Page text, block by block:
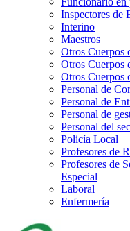
Inspectores de
Interino
Maestros
Otros Cuerpos
Otros Cuerpos
Otros Cuerpos
Personal de
Personal de
Personal de
Personal del
Policía Local
Profesores de
Profesores de
Especial
Laboral
Enfermería